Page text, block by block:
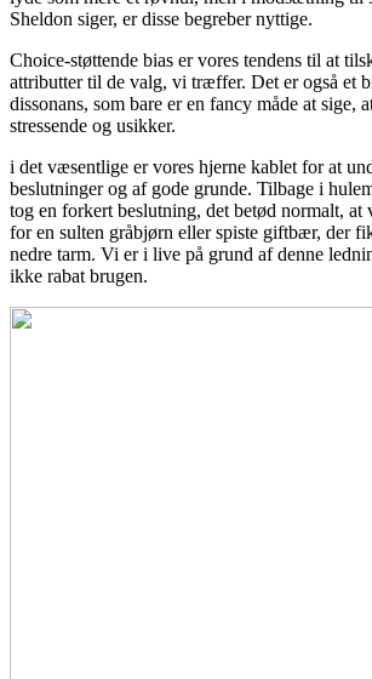
Sheldon siger, er disse begreber nyttige.
Choice-støttende bias er vores tendens til at
attributter til de valg, vi træffer. Det er også et
dissonans, som bare er en fancy måde at sige,
stressende og usikker.
i det væsentlige er vores hjerne kablet for at
beslutninger og af gode grunde. Tilbage i
tog en forkert beslutning, det betød normalt, at
for en sulten gråbjørn eller spiste giftbær, der
nedre tarm. Vi er i live på grund af denne
ikke rabat brugen.